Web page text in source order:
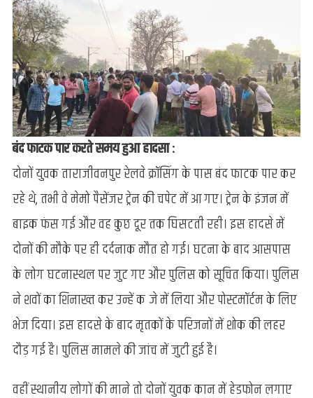
बंद फाटक पार करते समय हुआ हादसा :
दोनों युवक ताराजीवनपुर रेलवे क्रॉसिंग के पास बंद फाटक पार कर
रहे थे, तभी वे मेमो पैसेंजर ट्रेन की चपेट में आ गए। ट्रेन के इंजन में
बाइक फंस गई और वह कुछ दूर तक घिसटती रही। इस हादसे में
दोनों की मौके पर ही दर्दनाक मौत हो गई। घटना के बाद आसपास
के लोग घटनास्थल पर जुट गए और पुलिस को सूचित किया। पुलिस
ने शवों का शिनाख्त कर उन्हें कब्जे में लिया और पोस्टमॉर्टम के लिए
भेज दिया। इस हादसे के बाद मृतकों के परिजनों में शोक की लहर
दौड़ गई है। पुलिस मामले की जांच में जुटी हुई है।
वहीं स्थानीय लोगों की माने तो दोनों युवक कान में हेडफोन लगाए